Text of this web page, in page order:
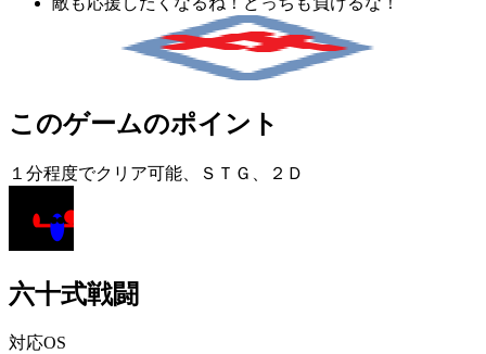
このゲームのポイント
１分程度でクリア可能、ＳＴＧ、２Ｄ
六十式戦闘
対応OS